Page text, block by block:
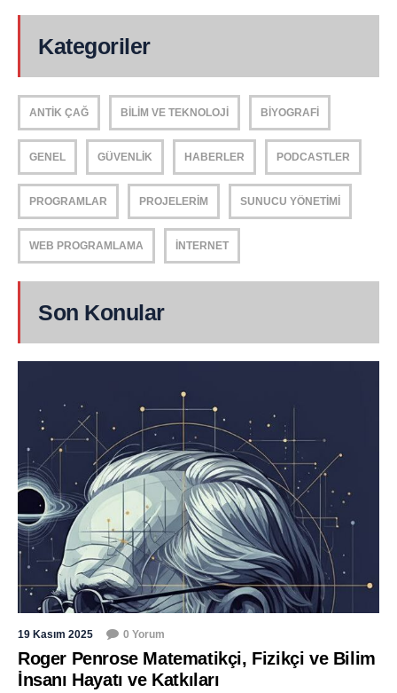
Kategoriler
ANTIK ÇAĞ BILIM VE TEKNOLOJI BIYOGRAFI
GENEL GÜVENLIK HABERLER PODCASTLER
PROGRAMLAR PROJELERIM SUNUCU YÖNETIMI
WEB PROGRAMLAMA İNTERNET
Son Konular
19 Kasım 2025 0 Yorum
Roger Penrose Matematikçi, Fizikçi ve Bilim
İnsanı Hayatı ve Katkıları